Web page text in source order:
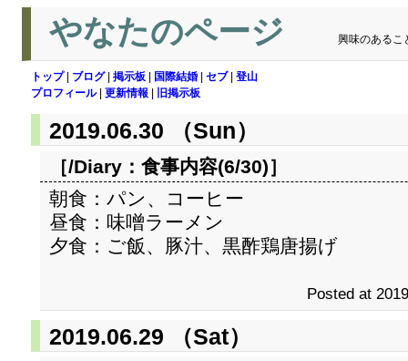
やなたのページ 興味のあるこ
トップ| ブログ| 掲示板 国際結婚 セブ| 登山
プロフィール| 更新情報 旧掲示板
2019.06.30 （Sun）
［/Diary： 食事内容(6/30)］
朝食：パン、コーヒー
昼食：味噌ラーメン
夕食：ご飯、豚汁、黒酢鶏唐揚げ
Posted at
2019.06.29 （Sat）